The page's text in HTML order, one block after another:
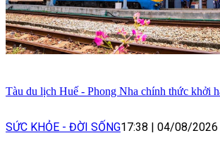
Tàu du lịch Huế - Phong Nha chính thức khởi
SỨC KHỎE - ĐỜI SỐNG17:38 | 04/08/2026